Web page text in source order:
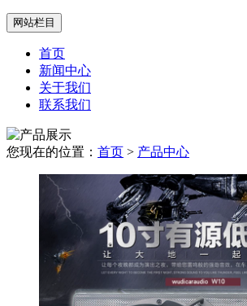
网站栏目
首页
新闻中心
关于我们
联系我们
您现在的位置： 首页 > 产品中心